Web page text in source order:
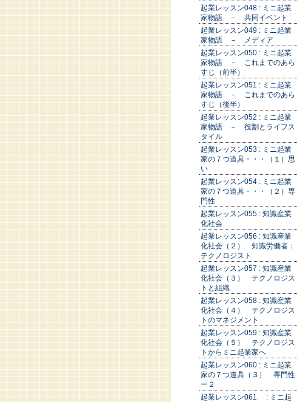
起業レッスン048 : ミニ起業
家物語 － 共同イベント
起業レッスン049 : ミニ起業
家物語 － メディア
起業レッスン050 : ミニ起業
家物語 － これまでのあら
すじ（前半）
起業レッスン051 : ミニ起業
家物語 － これまでのあら
すじ（後半）
起業レッスン052 : ミニ起業
家物語 － 役割とライフス
タイル
起業レッスン053 : ミニ起業
家の７つ道具・・・（１）思
い
起業レッスン054 : ミニ起業
家の７つ道具・・・（２）専
門性
起業レッスン055 : 知識産業
化社会
起業レッスン056 : 知識産業
化社会（２） 知識労働者：
テクノロジスト
起業レッスン057 : 知識産業
化社会（３） テクノロジス
トと組織
起業レッスン058 : 知識産業
化社会（４） テクノロジス
トのマネジメント
起業レッスン059 : 知識産業
化社会（５） テクノロジス
トからミニ起業家へ
起業レッスン060 : ミニ起業
家の７つ道具（３） 専門性
ー２
起業レッスン061 : ミニ起